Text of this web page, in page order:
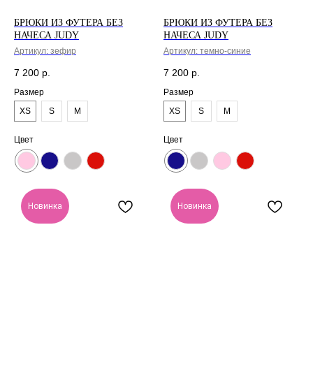
БРЮКИ ИЗ ФУТЕРА БЕЗ
НАЧЕСА JUDY
Артикул: зефир
7 200 р.
Размер
XS
S M
Цвет
БРЮКИ ИЗ ФУТЕРА БЕЗ
НАЧЕСА JUDY
Артикул: темно-синие
7 200 р.
Размер
XS
S M
Цвет
Новинка Новинка